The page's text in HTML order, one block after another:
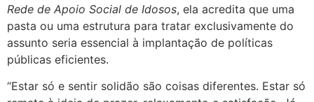
Rede de Apoio Social de Idosos, ela acredita que uma
pasta ou uma estrutura para tratar exclusivamente do
assunto seria essencial à implantação de políticas
públicas eficientes.
“Estar só e sentir solidão são coisas diferentes. Estar só